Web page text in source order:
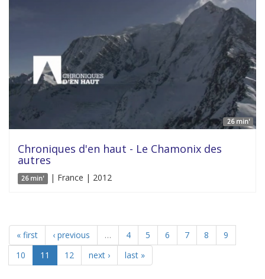
26 min'
Chroniques d'en haut - Le Chamonix des
autres
26 min' | France | 2012
« first ‹ previous … 4 5 6 7 8
9
10
11 12 next › last »